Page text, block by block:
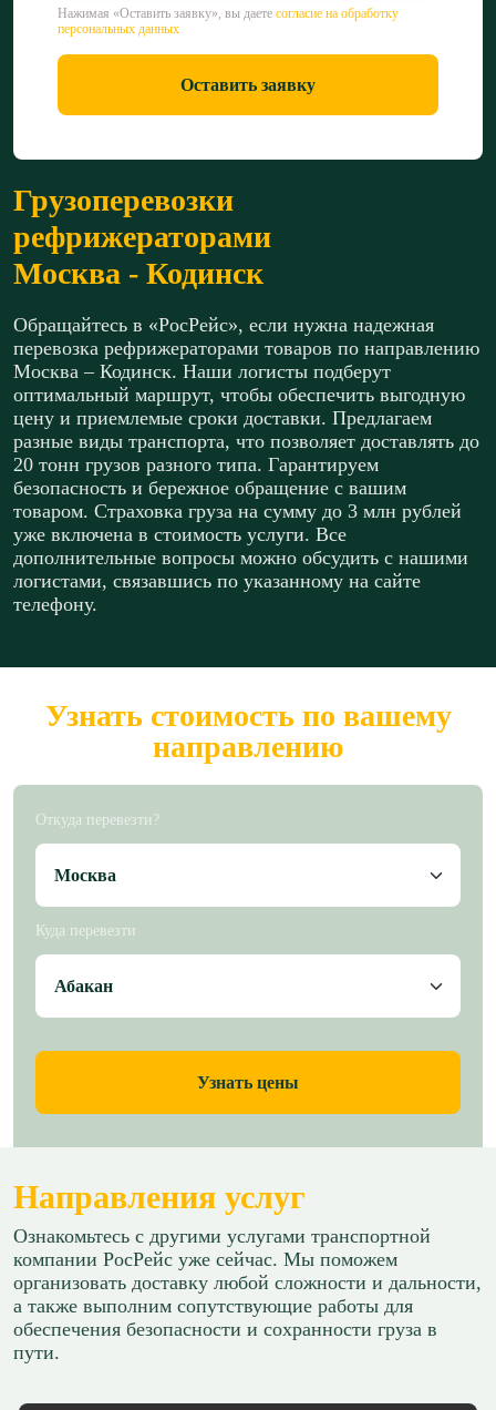
Грузоперевозки
рефрижераторами
Москва - Кодинск
Обращайтесь в «РосРейс», если нужна надежная
перевозка рефрижераторами товаров по направлению
Москва – Кодинск. Наши логисты подберут
оптимальный маршрут, чтобы обеспечить выгодную
цену и приемлемые сроки доставки. Предлагаем
разные виды транспорта, что позволяет доставлять до
20 тонн грузов разного типа. Гарантируем
безопасность и бережное обращение с вашим
товаром. Страховка груза на сумму до 3 млн рублей
уже включена в стоимость услуги. Все
дополнительные вопросы можно обсудить с нашими
логистами, связавшись по указанному на сайте
телефону.
Нажимая «Оставить заявку», вы даете согласие на обработку
персональных данных
Оставить заявку
Узнать стоимость по вашему
направлению
Откуда перевезти?
Куда перевезти
Узнать цены
Направления услуг
Ознакомьтесь с другими услугами транспортной
компании РосРейс уже сейчас. Мы поможем
организовать доставку любой сложности и дальности,
а также выполним сопутствующие работы для
обеспечения безопасности и сохранности груза в
пути.